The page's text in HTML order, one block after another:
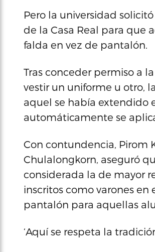
Pero la universidad
de la Casa Real para que
falda en vez de pantalón.
Tras conceder permiso a
vestir un uniforme u otro,
aquel se había extendido
automáticamente se
Con contundencia, Pirom
Chulalongkorn, aseguró
considerada la de mayor
inscritos como varones
pantalón para aquellas
‘Aquí se respeta la